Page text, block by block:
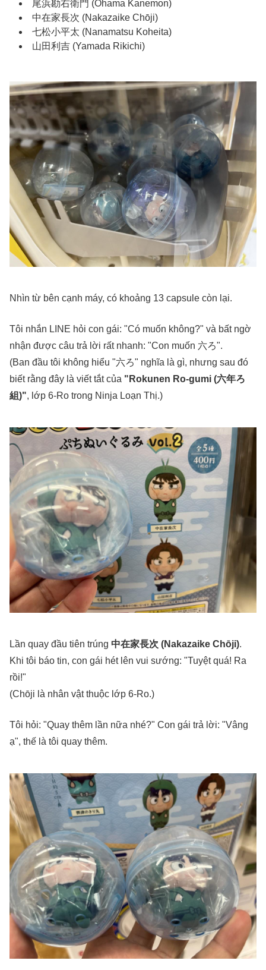
尾浜勘右衛門 (Ohama Kanemon)
中在家長次 (Nakazaike Chōji)
七松小平太 (Nanamatsu Koheita)
山田利吉 (Yamada Rikichi)
Nhìn từ bên cạnh máy, có khoảng 13 capsule còn lại.
Tôi nhắn LINE hỏi con gái: "Có muốn không?" và bất ngờ
nhận được câu trả lời rất nhanh: "Con muốn 六ろ".
(Ban đầu tôi không hiểu "六ろ" nghĩa là gì, nhưng sau đó
biết rằng đây là viết tắt của "Rokunen Ro-gumi (六年ろ
組)", lớp 6-Ro trong Ninja Loạn Thị.)
Lần quay đầu tiên trúng 中在家長次 (Nakazaike Chōji).
Khi tôi báo tin, con gái hét lên vui sướng: "Tuyệt quá! Ra
rồi!"
(Chōji là nhân vật thuộc lớp 6-Ro.)
Tôi hỏi: "Quay thêm lần nữa nhé?" Con gái trả lời: "Vâng
ạ", thế là tôi quay thêm.